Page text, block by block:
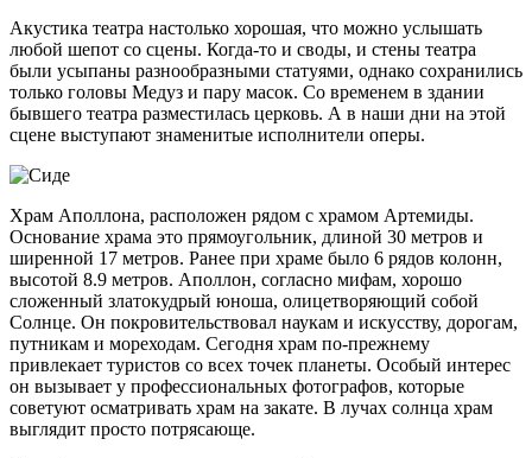
Акустика театра настолько хорошая, что можно услышать
любой шепот со сцены. Когда-то и своды, и стены театра
были усыпаны разнообразными статуями, однако сохранились
только головы Медуз и пару масок. Со временем в здании
бывшего театра разместилась церковь. А в наши дни на этой
сцене выступают знаменитые исполнители оперы.
Храм Аполлона, расположен рядом с храмом Артемиды.
Основание храма это прямоугольник, длиной 30 метров и
ширенной 17 метров. Ранее при храме было 6 рядов колонн,
высотой 8.9 метров. Аполлон, согласно мифам, хорошо
сложенный златокудрый юноша, олицетворяющий собой
Солнце. Он покровительствовал наукам и искусству, дорогам,
путникам и мореходам. Сегодня храм по-прежнему
привлекает туристов со всех точек планеты. Особый интерес
он вызывает у профессиональных фотографов, которые
советуют осматривать храм на закате. В лучах солнца храм
выглядит просто потрясающе.